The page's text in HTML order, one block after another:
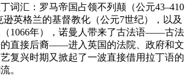
词汇：罗马帝国占领不列颠（公元43–410
英格兰的基督教化（公元7世纪），以及
1066年），诺曼人带来了古法语——古法
直接后裔——进入英国的法院、政府和文
复兴时期又掀起了一波直接借用拉丁语的
。